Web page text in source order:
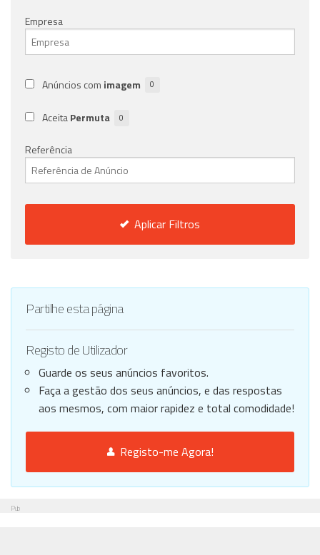
Empresa
Anúncios com imagem 0
AceitaPermuta 0
Referência
Aplicar Filtros
Partilhe esta página
Registo de Utilizador
Guarde os seus anúncios favoritos.
Faça a gestão dos seus anúncios, e das respostas
aos mesmos, com maior rapidez e total comodidade!
Registo-me Agora!
Pub